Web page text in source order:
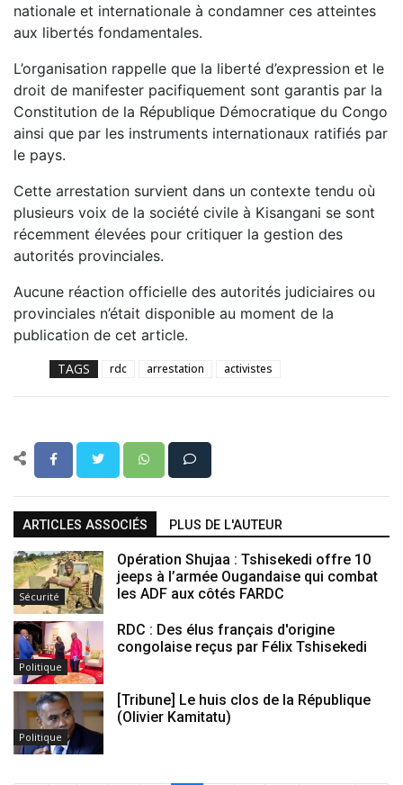
nationale et internationale à condamner ces atteintes
aux libertés fondamentales.
L’organisation rappelle que la liberté d’expression et le
droit de manifester pacifiquement sont garantis par la
Constitution de la République Démocratique du Congo
ainsi que par les instruments internationaux ratifiés par
le pays.
Cette arrestation survient dans un contexte tendu où
plusieurs voix de la société civile à Kisangani se sont
récemment élevées pour critiquer la gestion des
autorités provinciales.
Aucune réaction officielle des autorités judiciaires ou
provinciales n’était disponible au moment de la
publication de cet article.
TAGS rdc arrestation activistes
ARTICLES ASSOCIÉS PLUS DE L'AUTEUR
Sécurité
Opération Shujaa : Tshisekedi offre 10
jeeps à l’armée Ougandaise qui combat
les ADF aux côtés FARDC
Politique
RDC : Des élus français d'origine
congolaise reçus par Félix Tshisekedi
Politique
[Tribune] Le huis clos de la République
(Olivier Kamitatu)